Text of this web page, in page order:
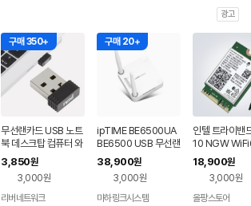
광고
구매 350+
무선랜카드 USB 노트
북 데스크탑 컴퓨터 와
이파이 수신기 동글이
150Mbps
3,850원
3,000원
리버네트워크
구매 20+
ipTIME BE6500UA
BE6500 USB 무선랜
카드
38,900원
3,000원
마하링크시스템
인텔 트라이밴
10 NGW
루투스 5.3 무
드
18,900원
3,000원
올팡스토어